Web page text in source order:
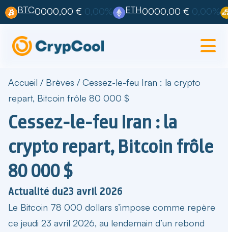
BTC0000,00 € 0,00% ETH0000,00 € 0,00%
Accueil / Brèves / Cessez-le-feu Iran : la crypto
repart, Bitcoin frôle 80 000 $
Cessez-le-feu Iran : la
crypto repart, Bitcoin frôle
80 000 $
Actualité du23 avril 2026
Le Bitcoin 78 000 dollars s’impose comme repère
ce jeudi 23 avril 2026, au lendemain d’un rebond